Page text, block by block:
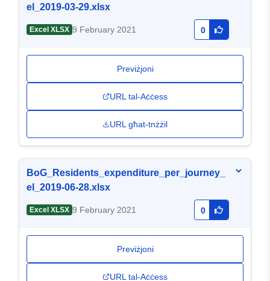
el_2019-03-29.xlsx
Excel XLSX 9 February 2021 0
Previżjoni
URL tal-Aċċess
URL għat-tnżżil
BoG_Residents_expenditure_per_journey_
el_2019-06-28.xlsx
Excel XLSX 9 February 2021 0
Previżjoni
URL tal-Aċċess